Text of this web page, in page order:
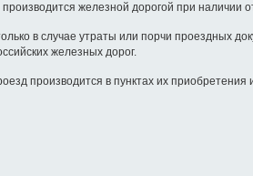
железной дорогой при
в случае утраты или порчи проездных
железных дорог.
производится в пунктах их